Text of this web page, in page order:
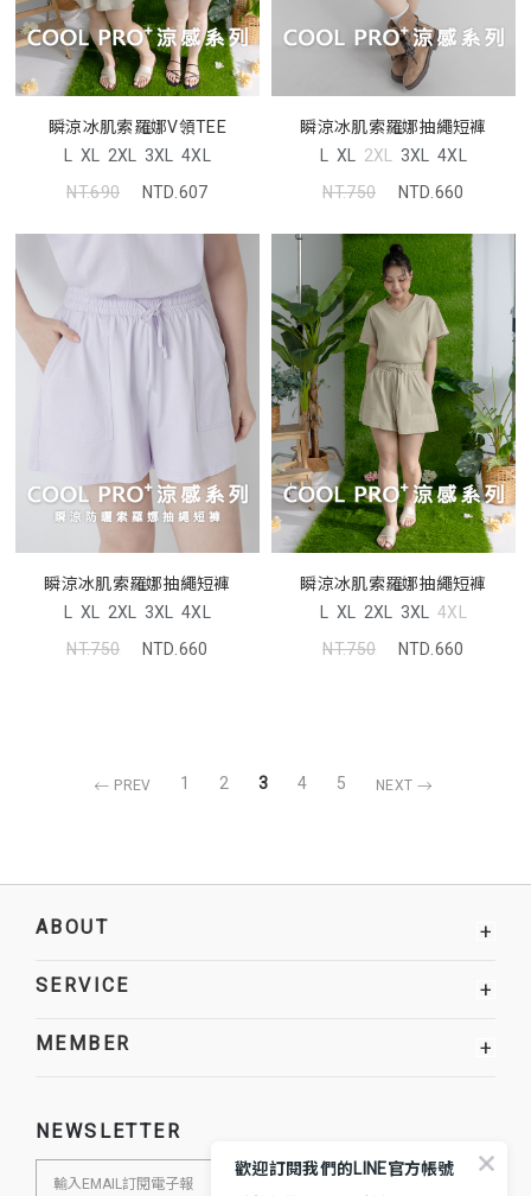
瞬涼冰肌索羅娜V領TEE
L XL 2XL 3XL 4XL
NT.690
NTD.607
瞬涼冰肌索羅娜抽繩短褲
L XL 2XL 3XL 4XL
NT.750
NTD.660
瞬涼冰肌索羅娜抽繩短褲
L XL 2XL 3XL 4XL
NT.750
NTD.660
瞬涼冰肌索羅娜抽繩短褲
L XL 2XL 3XL 4XL
NT.750
NTD.660
PREV 1 2 3 4 5 NEXT
ABOUT +
SERVICE +
MEMBER +
NEWSLETTER
歡迎訂閱我們的LINE官方帳號